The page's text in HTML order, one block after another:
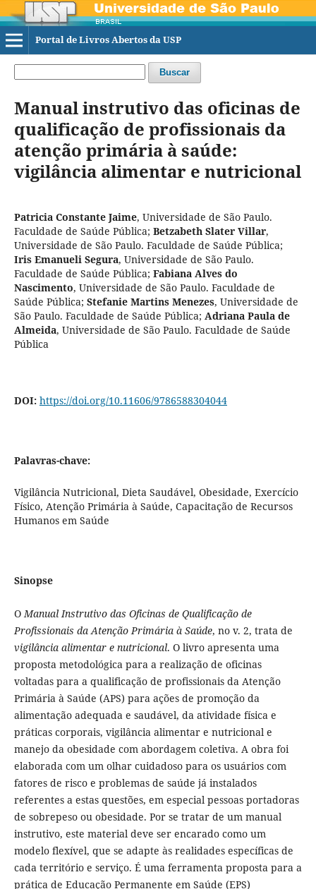
Portal de Livros Abertos da USP
Buscar
Manual instrutivo das oficinas de
qualificação de profissionais da
atenção primária à saúde:
vigilância alimentar e nutricional
Patricia Constante Jaime, Universidade de São Paulo.
Faculdade de Saúde Pública; Betzabeth Slater Villar,
Universidade de São Paulo. Faculdade de Saúde Pública;
Iris Emanueli Segura, Universidade de São Paulo.
Faculdade de Saúde Pública; Fabiana Alves do
Nascimento, Universidade de São Paulo. Faculdade de
Saúde Pública; Stefanie Martins Menezes, Universidade de
São Paulo. Faculdade de Saúde Pública; Adriana Paula de
Almeida, Universidade de São Paulo. Faculdade de Saúde
Pública
DOI: https://doi.org/10.11606/9786588304044
Palavras-chave:
Vigilância Nutricional, Dieta Saudável, Obesidade, Exercício
Físico, Atenção Primária à Saúde, Capacitação de Recursos
Humanos em Saúde
Sinopse
OManual Instrutivo das Oficinas de Qualificação de
Profissionais da Atenção Primária à Saúde, no v. 2, trata de
vigilância alimentar e nutricional. O livro apresenta uma
proposta metodológica para a realização de oficinas
voltadas para a qualificação de profissionais da Atenção
Primária à Saúde (APS) para ações de promoção da
alimentação adequada e saudável, da atividade física e
práticas corporais, vigilância alimentar e nutricional e
manejo da obesidade com abordagem coletiva. A obra foi
elaborada com um olhar cuidadoso para os usuários com
fatores de risco e problemas de saúde já instalados
referentes a estas questões, em especial pessoas portadoras
de sobrepeso ou obesidade. Por se tratar de um manual
instrutivo, este material deve ser encarado como um
modelo flexível, que se adapte às realidades específicas de
cada território e serviço. É uma ferramenta proposta para a
prática de Educação Permanente em Saúde (EPS)